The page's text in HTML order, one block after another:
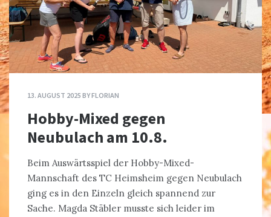
13. AUGUST 2025 BYFLORIAN
Hobby-Mixed gegen
Neubulach am 10.8.
Beim Auswärtsspiel der Hobby-Mixed-
Mannschaft des TC Heimsheim gegen Neubulach
ging es in den Einzeln gleich spannend zur
Sache. Magda Stäbler musste sich leider im